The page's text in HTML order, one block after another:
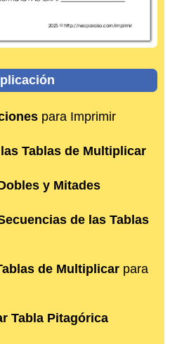
para Imprimir
Tablas de Multiplicar
y Mitades
de las Tablas
de Multiplicar para
Tabla Pitagórica